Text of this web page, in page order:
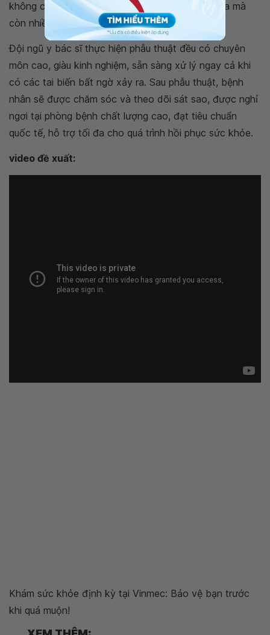
không chỉ trong kỹ thuật mổ nội soi cắt ruột thừa mà
còn nhiều kỹ thuật khác.
Đội ngũ y bác sĩ thực hiện phẫu thuật đều có chuyên
môn cao, giàu kinh nghiệm, sẵn sàng xử lý ngay cả khi
có các tai biến bất ngờ xảy ra. Sau phẫu thuật, bệnh
nhân sẽ được chăm sóc và theo dõi sát sao, được nghỉ
ngơi tại phòng bệnh chất lượng cao, đạt tiêu chuẩn
quốc tế, hỗ trợ tối đa cho quá trình hồi phục sức khỏe.
video đề xuất:
Khám sức khỏe định kỳ tại Vinmec: Bảo vệ bạn trước
khi quá muộn!